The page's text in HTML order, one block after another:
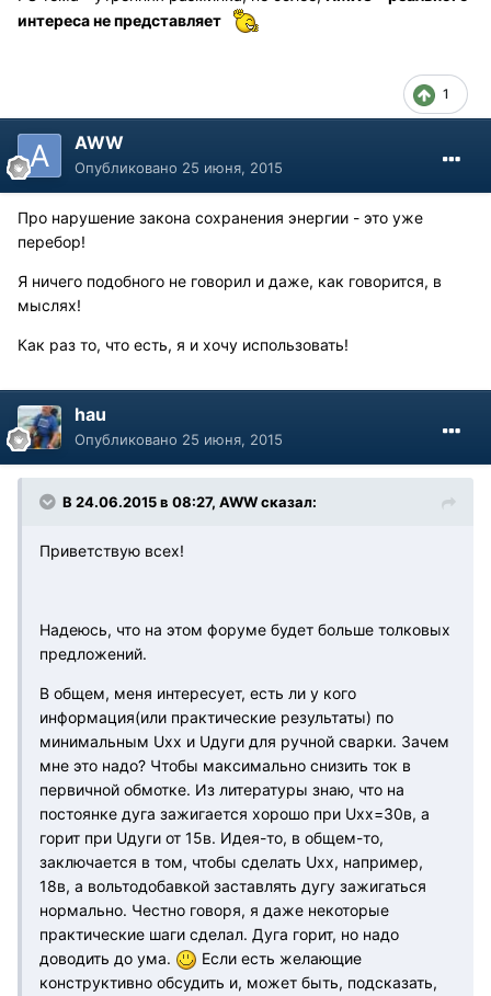
интереса не представляет
1
AWW
Опубликовано 25 июня, 2015
Про нарушение закона сохранения энергии - это уже
перебор!
Я ничего подобного не говорил и даже, как говорится, в
мыслях!
Как раз то, что есть, я и хочу использовать!
hau
Опубликовано 25 июня, 2015
В 24.06.2015 в 08:27, AWW сказал:
Приветствую всех!
Надеюсь, что на этом форуме будет больше толковых
предложений.
В общем, меня интересует, есть ли у кого
информация(или практические результаты) по
минимальным Uxx и Uдуги для ручной сварки. Зачем
мне это надо? Чтобы максимально снизить ток в
первичной обмотке. Из литературы знаю, что на
постоянке дуга зажигается хорошо при Uxx=30в, а
горит при Uдуги от 15в. Идея-то, в общем-то,
заключается в том, чтобы сделать Uxx, например,
18в, а вольтодобавкой заставлять дугу зажигаться
нормально. Честно говоря, я даже некоторые
практические шаги сделал. Дуга горит, но надо
доводить до ума.
Если есть желающие
конструктивно обсудить и, может быть, подсказать,